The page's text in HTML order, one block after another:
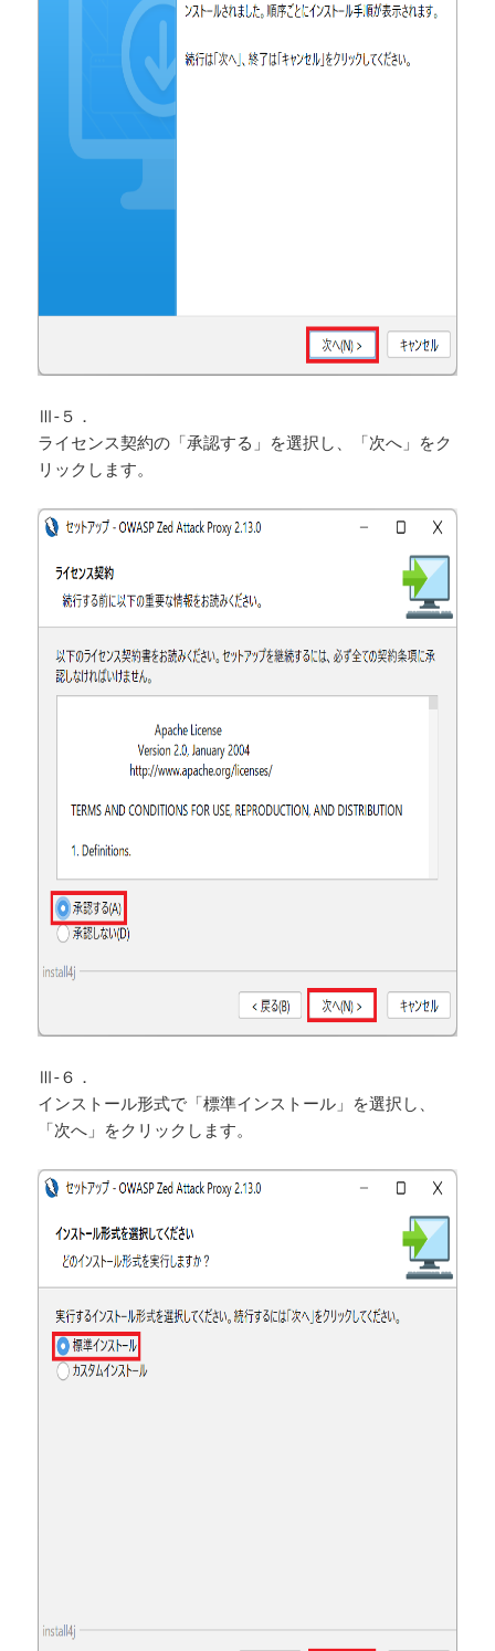
Ⅲ-５．
ライセンス契約の「承認する」を選択し、「次へ」をク
リックします。
Ⅲ-６．
インストール形式で「標準インストール」を選択し、
「次へ」をクリックします。